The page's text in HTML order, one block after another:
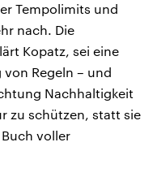
Tempolimits und
nach. Die
Kopatz, sei eine
Regeln – und
Nachhaltigkeit
zu schützen, statt sie
voller